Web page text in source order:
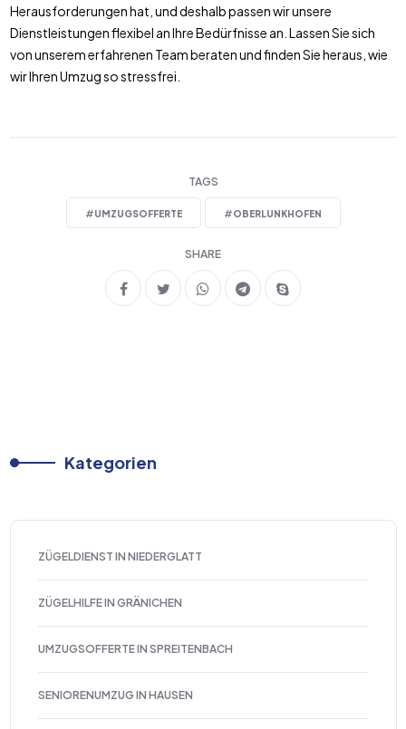
Herausforderungen hat, und deshalb passen wir unsere
Dienstleistungen flexibel an Ihre Bedürfnisse an. Lassen Sie sich
von unserem erfahrenen Team beraten und finden Sie heraus, wie
wir Ihren Umzug so stressfrei.
TAGS
#UMZUGSOFFERTE #OBERLUNKHOFEN
SHARE
Kategorien
ZÜGELDIENST IN NIEDERGLATT
ZÜGELHILFE IN GRÄNICHEN
UMZUGSOFFERTE IN SPREITENBACH
SENIORENUMZUG IN HAUSEN